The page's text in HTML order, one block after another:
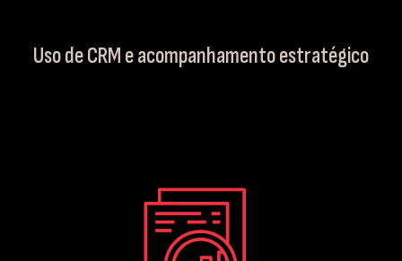
Uso de CRM e acompanhamento estratégico